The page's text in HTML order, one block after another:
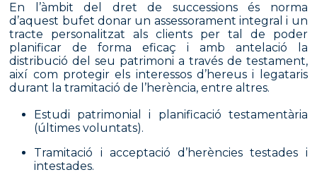
En l’àmbit del dret de successions és norma
d’aquest bufet donar un assessorament integral i un
tracte personalitzat als clients per tal de poder
planificar de forma eficaç i amb antelació la
distribució del seu patrimoni a través de testament,
així com protegir els interessos d’hereus i legataris
durant la tramitació de l’herència, entre altres.
Estudi patrimonial i planificació testamentària
(últimes voluntats).
Tramitació i acceptació d’herències testades i
intestades.